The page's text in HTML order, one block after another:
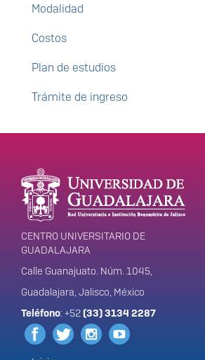
Modalidad
Costos
Plan de estudios
Trámite de ingreso
Enlaces de
Información del
portal
CENTRO UNIVERSITARIO DE
GUADALAJARA
Calle Guanajuato. Núm. 1045,
Guadalajara, Jalisco, México
Teléfono: +52(33) 3134 2287